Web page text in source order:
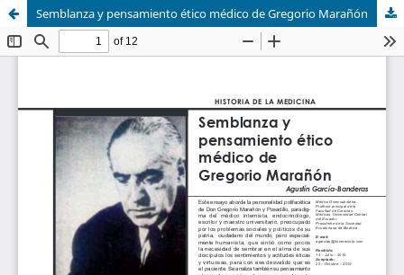
Semblanza y pensamiento ético médico de Gregorio Marañón